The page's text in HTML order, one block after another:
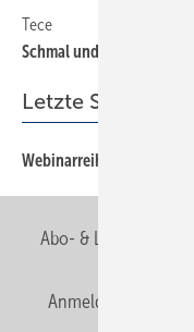
Tece
Schmal und mit
Letzte Seiten
Webinarreihe: „KI und
Abo- & Leserservice
Anmelden